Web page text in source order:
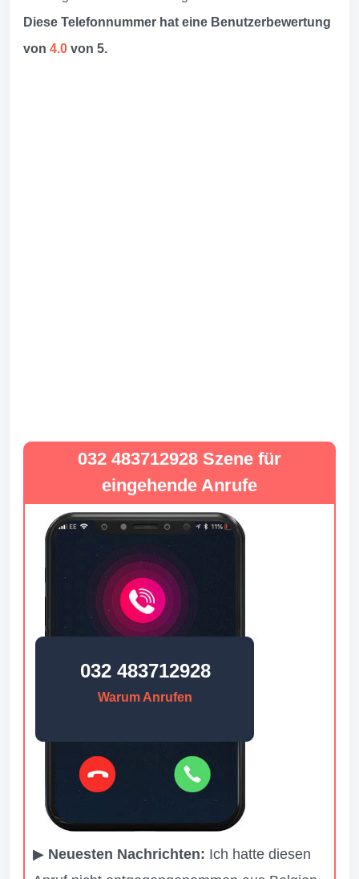
Diese Telefonnummer hat eine Benutzerbewertung
von 4.0 von 5.
032 483712928 Szene für
eingehende Anrufe
032 483712928
Warum Anrufen
▶ Neuesten Nachrichten: Ich hatte diesen